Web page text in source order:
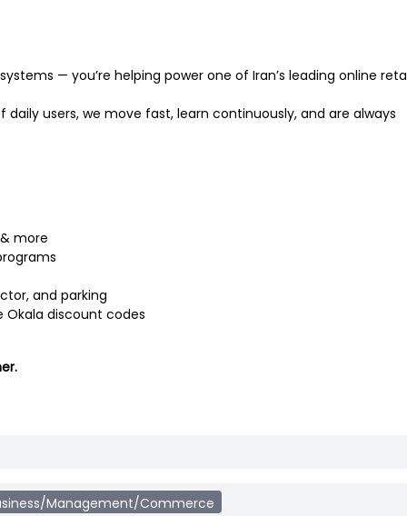
— you’re helping power one of Iran’s leading online
users, we move fast, learn continuously, and are always
more
and parking
Okala discount codes
Management/Commerce